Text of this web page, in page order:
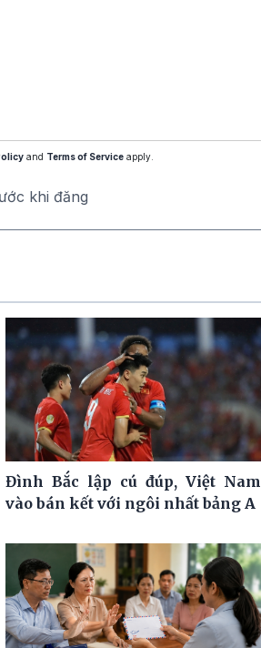
and Terms of Service apply.
khi đăng
Đình Bắc lập cú đúp, Việt Nam
vào bán kết với ngôi nhất bảng A